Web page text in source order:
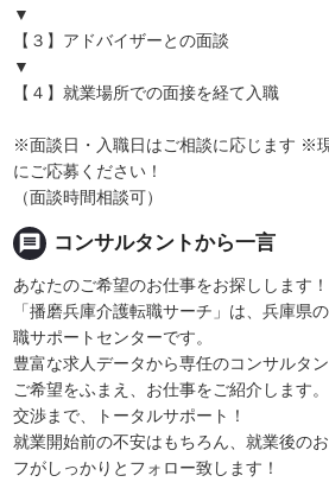
▼
【３】アドバイザーとの面談
▼
【４】就業場所での面接を経て入職
※面談日・入職日はご相談に応じます ※
にご応募ください！
（面談時間相談可）
message コンサルタントから一言
あなたのご希望のお仕事をお探しします！
「播磨兵庫介護転職サーチ」は、兵庫県
職サポートセンターです。
豊富な求人データから専任のコンサルタ
ご希望をふまえ、お仕事をご紹介します
交渉まで、トータルサポート！
就業開始前の不安はもちろん、就業後の
フがしっかりとフォロー致します！